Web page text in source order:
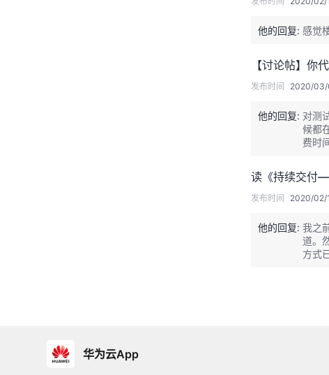
他的回复: 感觉
【讨论帖】你
发布时间 2020/
他的回复: 对测
候都
费时
试
读《持续交付
发布时间 2020/02/
他的回复: 我之
道。
方式
华为云App